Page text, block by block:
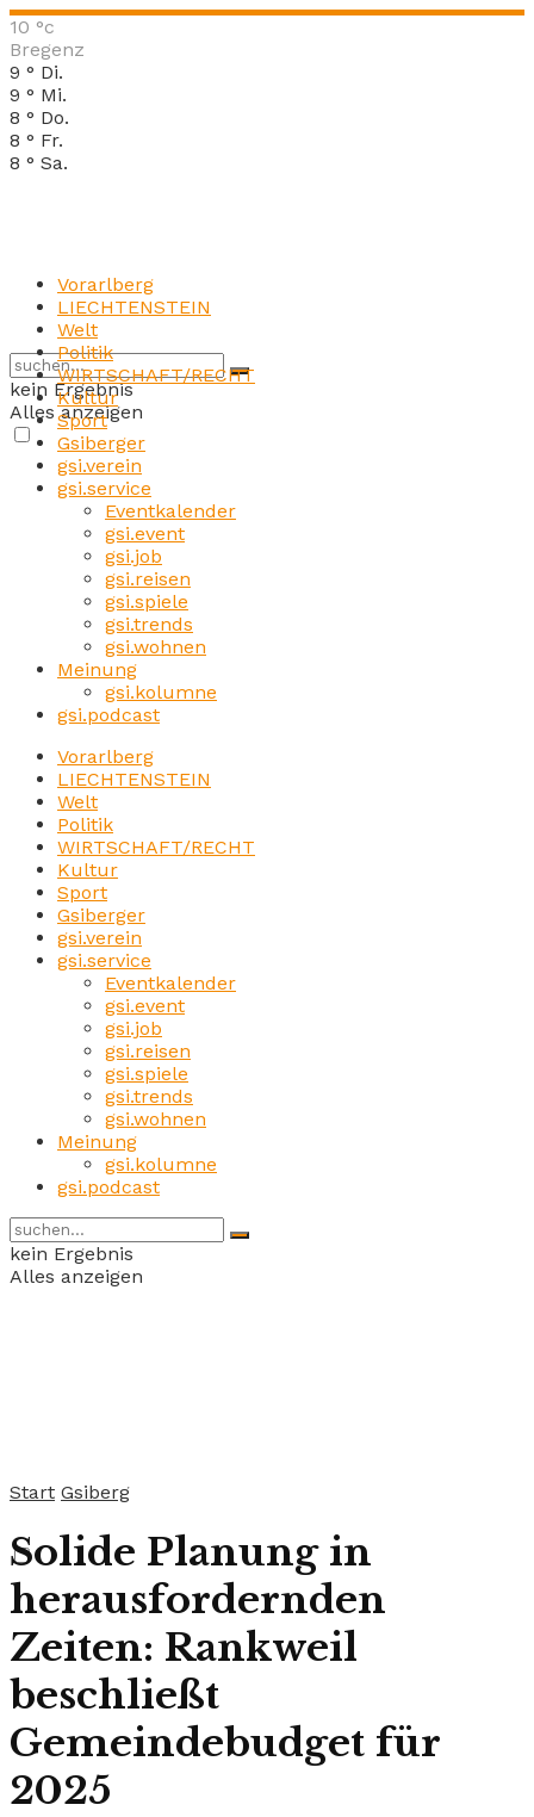
10 °c
Bregenz
9 ° Di.
9 ° Mi.
8 ° Do.
8 ° Fr.
8 ° Sa.
kein Ergebnis
Alles anzeigen
Vorarlberg
LIECHTENSTEIN
Welt
Politik
WIRTSCHAFT/RECHT
Kultur
Sport
Gsiberger
gsi.verein
gsi.service
Eventkalender
gsi.event
gsi.job
gsi.reisen
gsi.spiele
gsi.trends
gsi.wohnen
Meinung
gsi.kolumne
gsi.podcast
Vorarlberg
LIECHTENSTEIN
Welt
Politik
WIRTSCHAFT/RECHT
Kultur
Sport
Gsiberger
gsi.verein
gsi.service
Eventkalender
gsi.event
gsi.job
gsi.reisen
gsi.spiele
gsi.trends
gsi.wohnen
Meinung
gsi.kolumne
gsi.podcast
kein Ergebnis
Alles anzeigen
Start Gsiberg
Solide Planung in
herausfordernden
Zeiten: Rankweil
beschließt
Gemeindebudget für
2025